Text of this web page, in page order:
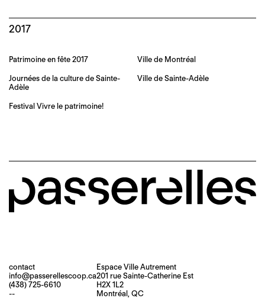
2017
Patrimoine en fête 2017 Ville de Montréal
Journées de la culture de Sainte-
Adèle
Ville de Sainte-Adèle
Festival Vivre le patrimoine!
contact
info@passerellescoop.ca
(438) 725-6610
--
Espace Ville Autrement
201 rue Sainte-Catherine Est
H2X 1L2
Montréal, QC